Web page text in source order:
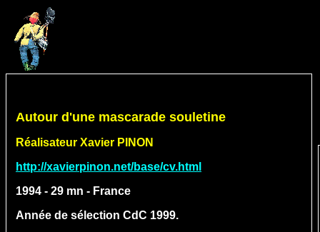
Autour d'une mascarade souletine
Réalisateur Xavier PINON
http://xavierpinon.net/base/cv.html
1994 - 29 mn - France
Année de sélection CdC 1999.